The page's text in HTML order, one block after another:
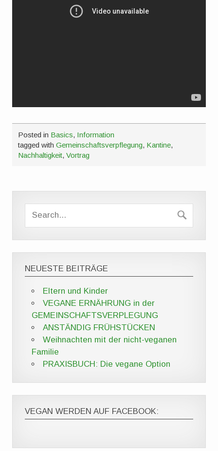
Posted in Basics, Information
tagged withGemeinschaftsverpflegung, Kantine,
Nachhaltigkeit,Vortrag
NEUESTE BEITRÄGE
Eltern und Kinder
VEGANE ERNÄHRUNG in der
GEMEINSCHAFTSVERPLEGUNG
ANSTÄNDIG FRÜHSTÜCKEN
Weihnachten mit der nicht-veganen
Familie
PRAXISBUCH: Die vegane Option
VEGAN WERDEN AUF FACEBOOK: